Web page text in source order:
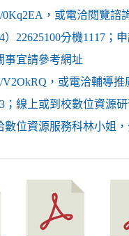
0Kq2EA，或電洽閱覽諮
）22625100分機1117；
事宜請參考網址
V2OkRQ，或電洽輔導
；線上或到校數位資源
數位資源服務科林小姐，